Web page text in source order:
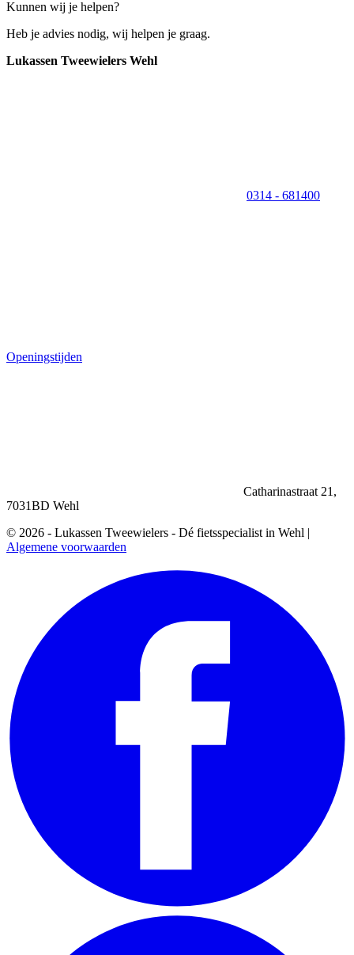
Kunnen wij je helpen?
Heb je advies nodig, wij helpen je graag.
Lukassen Tweewielers Wehl
0314 - 681400
Openingstijden
Catharinastraat 21,
7031BD Wehl
© 2026 - Lukassen Tweewielers - Dé fietsspecialist in Wehl |
Algemene voorwaarden